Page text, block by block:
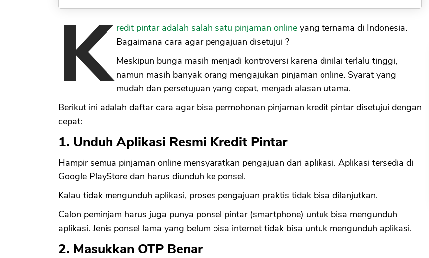
K redit pintar adalah salah satu pinjaman online yang ternama di Indonesia.
Bagaimana cara agar pengajuan disetujui ?
Meskipun bunga masih menjadi kontroversi karena dinilai terlalu tinggi,
namun masih banyak orang mengajukan pinjaman online. Syarat yang
mudah dan persetujuan yang cepat, menjadi alasan utama.
Berikut ini adalah daftar cara agar bisa permohonan pinjaman kredit pintar disetujui dengan
cepat:
1. Unduh Aplikasi Resmi Kredit Pintar
Hampir semua pinjaman online mensyaratkan pengajuan dari aplikasi. Aplikasi tersedia di
Google PlayStore dan harus diunduh ke ponsel.
Kalau tidak mengunduh aplikasi, proses pengajuan praktis tidak bisa dilanjutkan.
Calon peminjam harus juga punya ponsel pintar (smartphone) untuk bisa mengunduh
aplikasi. Jenis ponsel lama yang belum bisa internet tidak bisa untuk mengunduh aplikasi.
2. Masukkan OTP Benar